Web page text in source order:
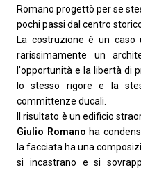
Romano progettò per se
pochi passi dal centro
La costruzione è un caso
rarissimamente un
l'opportunità e la libertà di
lo stesso rigore e la
committenze ducali.
Il risultato è un edificio
Giulio Romano ha
la facciata ha una
si incastrano e si